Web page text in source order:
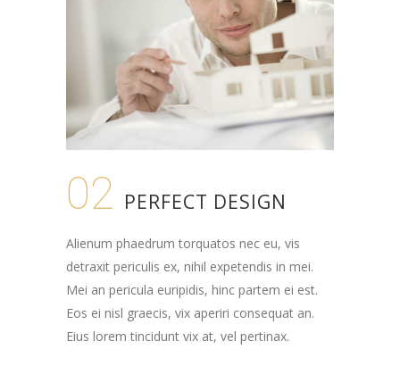
02 PERFECT DESIGN
Alienum phaedrum torquatos nec eu, vis
detraxit periculis ex, nihil expetendis in mei.
Mei an pericula euripidis, hinc partem ei est.
Eos ei nisl graecis, vix aperiri consequat an.
Eius lorem tincidunt vix at, vel pertinax.